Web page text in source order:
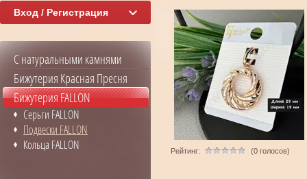
Рейтинг: (0 голосов)
Вход / Регистрация
С натуральными камнями
Бижутерия Красная Пресня
Бижутерия FALLON
Серьги FALLON
Подвески FALLON
Кольца FALLON